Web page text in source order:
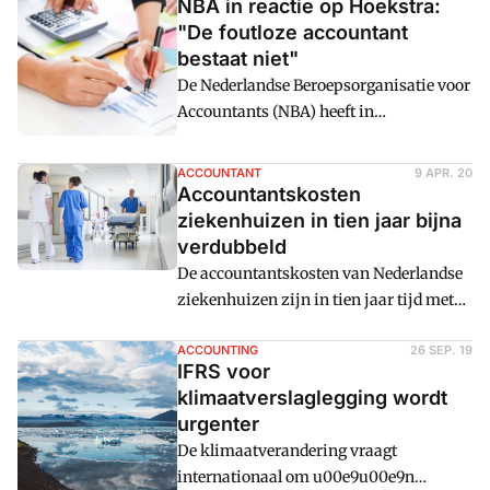
NBA in reactie op Hoekstra:
"De foutloze accountant
bestaat niet"
De Nederlandse Beroepsorganisatie voor
Accountants (NBA) heeft in
op de rapporten van de Monitoring
Commissie Accountancy, Commissie
Toekomst Accountancysector en het
instellen van kwartiermakers door
minister Hoekstra van Financien.
ACCOUNTANT 9 APR. 20
Accountantskosten
ziekenhuizen in tien jaar bijna
verdubbeld
De accountantskosten van Nederlandse
ziekenhuizen zijn in tien jaar tijd met
liepen de controlekosten van de
jaarrekeningen van alle ziekenhuizen
op van 9,3 miljoen in 2008 naar 16,4
miljoen euro in 2017. Dit blijkt uit een
analyse van 822 jaarrekeningen van alle
Nederlandse ziekenhuizen over de
ACCOUNTING 26 SEP. 19
IFRS voor
klimaatverslaglegging wordt
urgenter
De klimaatverandering vraagt
internationaal om u00e9u00e9n